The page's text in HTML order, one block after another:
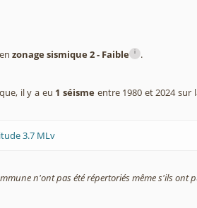
zonage sismique 2 - Faible i .
il y a eu 1 séismeentre 1980 et 2024 sur
3.7 MLv
n'ont pas été répertoriés même s'ils ont